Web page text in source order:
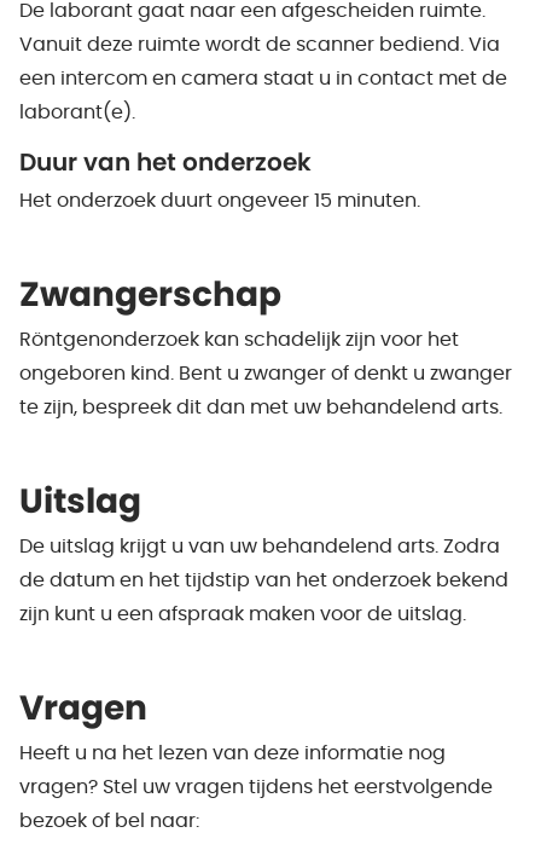
De laborant gaat naar een afgescheiden ruimte.
Vanuit deze ruimte wordt de scanner bediend. Via
een intercom en camera staat u in contact met de
laborant(e).
Duur van het onderzoek
Het onderzoek duurt ongeveer 15 minuten.
Zwangerschap
Röntgenonderzoek kan schadelijk zijn voor het
ongeboren kind. Bent u zwanger of denkt u zwanger
te zijn, bespreek dit dan met uw behandelend arts.
Uitslag
De uitslag krijgt u van uw behandelend arts. Zodra
de datum en het tijdstip van het onderzoek bekend
zijn kunt u een afspraak maken voor de uitslag.
Vragen
Heeft u na het lezen van deze informatie nog
vragen? Stel uw vragen tijdens het eerstvolgende
bezoek of bel naar: